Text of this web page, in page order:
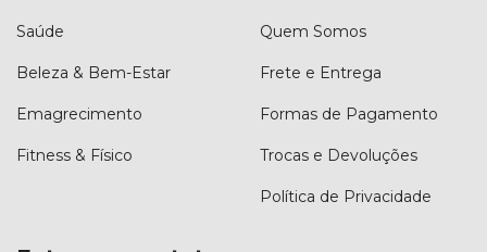
Saúde
Beleza & Bem-Estar
Emagrecimento
Fitness & Físico
Quem Somos
Frete e Entrega
Formas de Pagamento
Trocas e Devoluções
Política de Privacidade